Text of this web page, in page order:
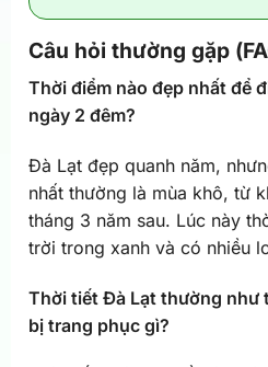
Câu hỏi thường gặp
Thời điểm nào đẹp nhất để
ngày 2 đêm?
Đà Lạt đẹp quanh năm,
nhất thường là mùa khô, từ
tháng 3 năm sau. Lúc này
trời trong xanh và có nhiều
Thời tiết Đà Lạt thường như
bị trang phục gì?